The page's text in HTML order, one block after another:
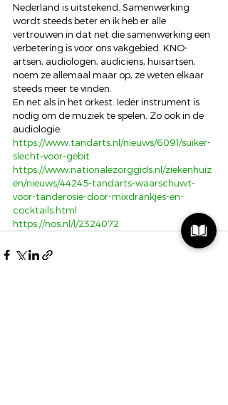
Nederland is uitstekend. Samenwerking
wordt steeds beter en ik heb er alle
vertrouwen in dat net die samenwerking een
verbetering is voor ons vakgebied. KNO-
artsen, audiologen, audiciens, huisartsen,
noem ze allemaal maar op, ze weten elkaar
steeds meer te vinden.
En net als in het orkest. Ieder instrument is
nodig om de muziek te spelen. Zo ook in de
audiologie.
https://www.tandarts.nl/nieuws/6091/suiker-
slecht-voor-gebit
https://www.nationalezorggids.nl/ziekenhuiz
en/nieuws/44245-tandarts-waarschuwt-
voor-tanderosie-door-mixdrankjes-en-
cocktails.html
https://nos.nl/l/2324072